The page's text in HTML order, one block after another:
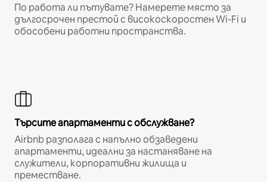
По работа ли пътувате? Намерете място за
дългосрочен престой с високоскоростен Wi-Fi и
обособени работни пространства.
Търсите апартаменти с обслужване?
Airbnb разполага с напълно обзаведени
апартаменти, идеални за настаняване на
служители, корпоративни жилища и
преместване.